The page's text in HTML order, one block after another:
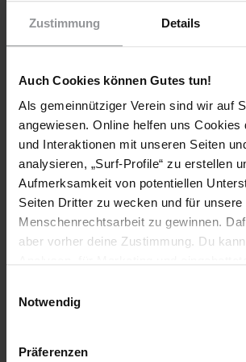
Zustimmung Details
Auch Cookies können Gutes tun!
Als gemeinnütziger Verein sind wir auf
angewiesen. Online helfen uns Cookies
und Interaktionen mit unseren Seiten
analysieren, „Surf-Profile“ zu erstellen
Aufmerksamkeit von potentiellen
Seiten Dritter zu wecken und für unsere
Menschenrechtsarbeit zu gewinnen.
aber vorher deine Zustimmung. Du
wieder ändern. Diesen Banner kannst
Notwendig
Präferenzen
Weitere Informationen
Länder
Deutschland
Großbritannien Und
Vereinigte Staaten Von Amerika
Themen